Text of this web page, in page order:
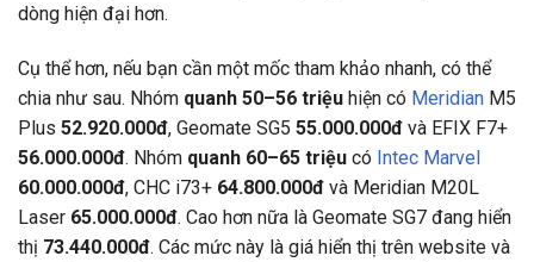
dòng hiện đại hơn.
Cụ thể hơn, nếu bạn cần một mốc tham khảo nhanh, có thể
chia như sau. Nhóm quanh 50–56 triệu hiện có Meridian M5
Plus 52.920.000đ, Geomate SG5 55.000.000đ và EFIX F7+
56.000.000đ. Nhóm quanh 60–65 triệu có Intec Marvel
60.000.000đ, CHC i73+ 64.800.000đ và Meridian M20L
Laser 65.000.000đ. Cao hơn nữa là Geomate SG7 đang hiển
thị 73.440.000đ. Các mức này là giá hiển thị trên website và